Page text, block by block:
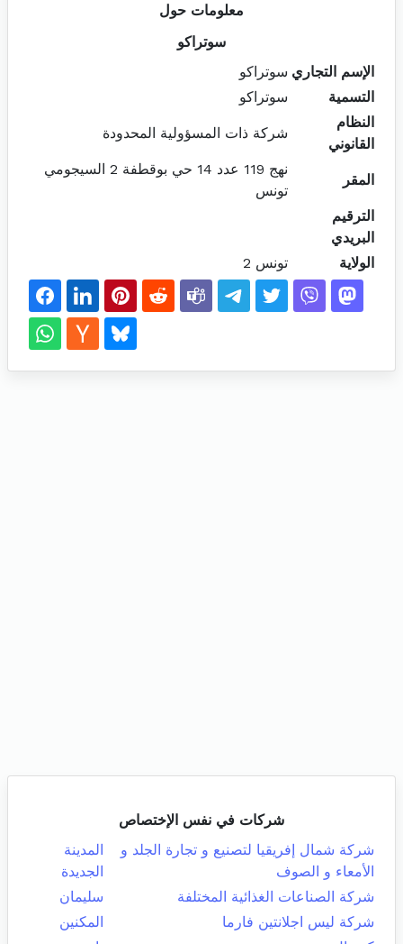
معلومات حول
سوتراكو
الإسم التجاري سوتراكو
التسمية
سوتراكو
النظام
القانوني
شركة ذات المسؤولية المحدودة
المقر
نهج 119 عدد 14 حي بوقطفة 2 السيجومي
تونس
الترقيم
البريدي
الولاية
تونس 2
شركات في نفس الإختصاص
شركة شمال إفريقيا لتصنيع و تجارة الجلد و
الأمعاء و الصوف
المدينة
الجديدة
شركة الصناعات الغذائية المختلفة
سليمان
شركة ليس اجلانتين فارما
المكنين